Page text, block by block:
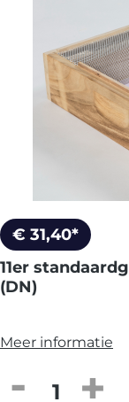
€ 31,40*
11er
(DN)
Meer informatie